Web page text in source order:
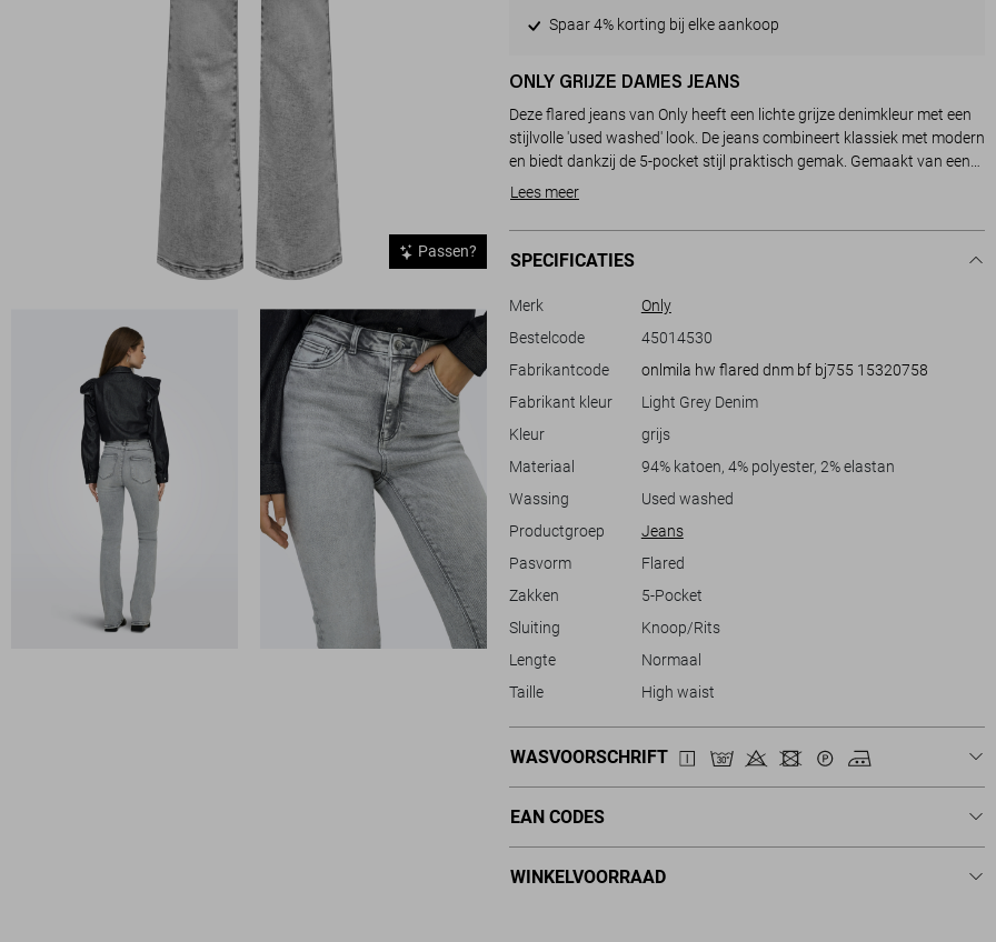
Passen?
Spaar 4% korting bij elke aankoop
ONLY GRIJZE DAMES JEANS
Deze flared jeans van Only heeft een lichte grijze denimkleur met een
stijlvolle 'used washed' look. De jeans combineert klassiek met modern
en biedt dankzij de 5-pocket stijl praktisch gemak. Gemaakt van een
mix van 94% katoen, 4% polyester en 2% elastan, wat zorgt voor een
gebruik. De high waist taille en de knoop-/ritssluiting geven een nette
en strakke afwerking, perfect voor zowel casual als iets formelere
Met een normale lengte is deze flared jeans een veelzijdige keuze voor
element toe, waardoor je deze jeans kunt dragen bij een breed scala
aan outfits. Combineer ze met een strakke blouse voor een avondje
uit of met een losse trui voor een ontspannen look. Deze jeans is
haar dagelijkse outfits.
Lees meer
SPECIFICATIES
Merk
Only
Bestelcode
45014530
Fabrikantcode
onlmila hw flared dnm bf bj755 15320758
Fabrikant kleur
Light Grey Denim
Kleur
grijs
Materiaal
94% katoen, 4% polyester, 2% elastan
Wassing
Used washed
Productgroep
Jeans
Pasvorm
Flared
Zakken
5-Pocket
Sluiting
Knoop/Rits
Lengte
Normaal
Taille
High waist
WASVOORSCHRIFT
EAN CODES
WINKELVOORRAAD